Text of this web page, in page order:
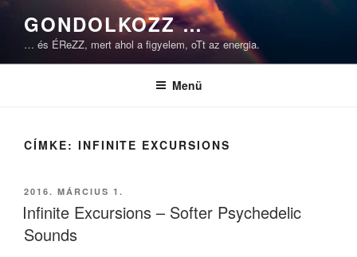
Tartalomhoz
GONDOLKOZZ …
… és ÉReZZ, mert ahol a figyelem, oTt az energia.
Menü
CÍMKE: INFINITE EXCURSIONS
BEKÜLDVE:
2016. MÁRCIUS 1.
Infinite Excursions – Softer Psychedelic
Sounds